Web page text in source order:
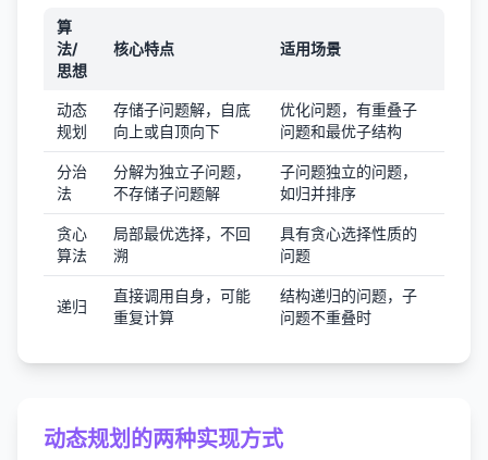
算
法/
思想
核心特点 适用场景
动态
规划
存储子问题解，自底
向上或自顶向下
优化问题，有重叠子
问题和最优子结构
分治
法
分解为独立子问题，
不存储子问题解
子问题独立的问题，
如归并排序
贪心
算法
局部最优选择，不回
溯
具有贪心选择性质的
问题
递归
直接调用自身，可能
重复计算
结构递归的问题，子
问题不重叠时
动态规划的两种实现方式